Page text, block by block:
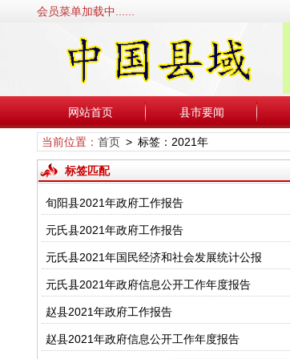
会员菜单加载中......
网站首页 县市要闻
当前位置： 首页> 标签：2021年
标签匹配
旬阳县2021年政府工作报告
元氏县2021年政府工作报告
元氏县2021年国民经济和社会发展统计公报
元氏县2021年政府信息公开工作年度报告
赵县2021年政府工作报告
赵县2021年政府信息公开工作年度报告